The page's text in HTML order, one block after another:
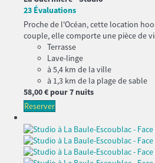
23 Évaluations
Proche de l'Océan, cette location
couple, elle comporte une pièce de
Terrasse
Lave-linge
à 5,4 km de la ville
à 1,3 km de la plage de sable
58,00 € pour 7 nuits
Reserver